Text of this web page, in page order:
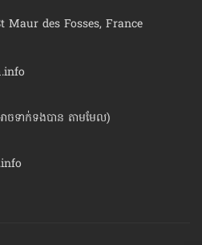
Maur des Fosses, France
ចទាក់ទងបាន តាមមែល)